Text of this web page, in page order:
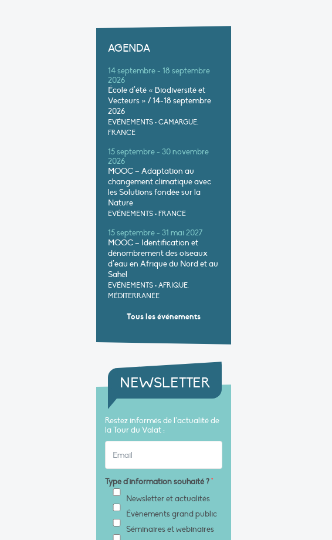
AGENDA
14 septembre - 18 septembre
2026
École d’été « Biodiversité et
Vecteurs » / 14-18 septembre
2026
EVÉNEMENTS • CAMARGUE,
FRANCE
15 septembre - 30 novembre
2026
MOOC – Adaptation au
changement climatique avec
les Solutions fondée sur la
Nature
EVÉNEMENTS • FRANCE
15 septembre - 31 mai 2027
MOOC – Identification et
dénombrement des oiseaux
d’eau en Afrique du Nord et au
Sahel
EVÉNEMENTS • AFRIQUE,
MÉDITERRANÉE
Tous les événements
NEWSLETTER
Restez informés de l’actualité de
la Tour du Valat :
Type d'information souhaité ?*
Newsletter et actualités
Évènements grand public
Séminaires et webinaires